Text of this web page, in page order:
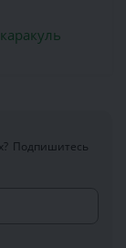
каракуль
Подпишитесь